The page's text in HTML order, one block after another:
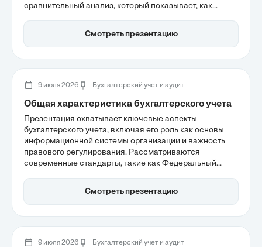
сравнительный анализ, который показывает, как
управление доходами и исполнение сметы.
Эффективность учета в государственном секторе
Смотреть презентацию
9 июля 2026 Бухгалтерский учет и аудит
Общая характеристика бухгалтерского учета
Презентация охватывает ключевые аспекты
бухгалтерского учета, включая его роль как основы
информационной системы организации и важность
правового регулирования. Рассматриваются
современные стандарты, такие как Федеральный
Также подчеркивается, как качественная финансовая
информация способствует управлению бизнесом и
Смотреть презентацию
9 июля 2026 Бухгалтерский учет и аудит